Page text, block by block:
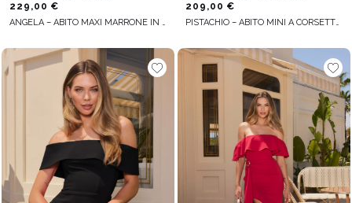
229,00 €
ANGELA – ABITO MAXI MARRONE IN STILE SPAGNOLO
209,00 €
PISTACHIO – ABITO MINI A CORSETTO COLOR PISTACCHIO